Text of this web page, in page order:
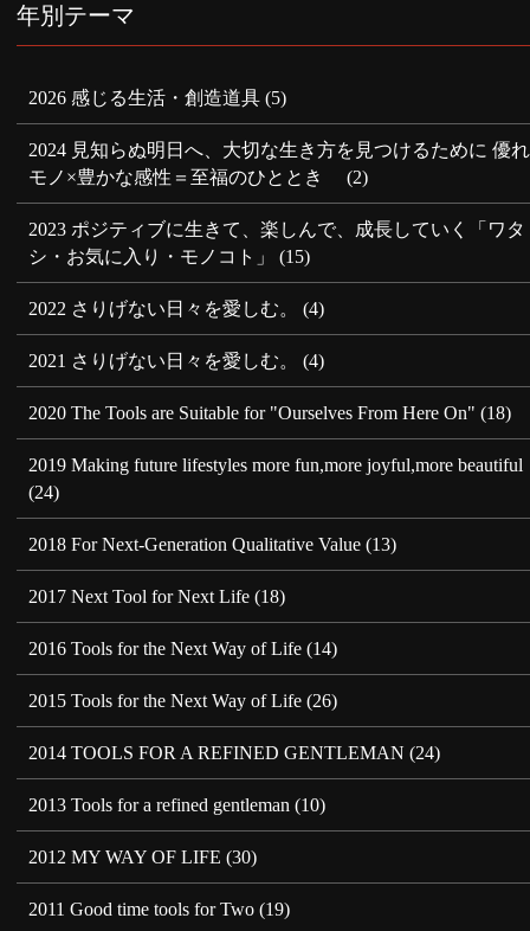
年別テーマ
2026 感じる生活・創造道具 (5)
2024 見知らぬ明日へ、大切な生き方を見つけるために 優れ
モノ×豊かな感性＝至福のひととき
(2)
2023 ポジティブに生きて、楽しんで、成長していく「ワタ
シ・お気に入り・モノコト」
(15)
2022 さりげない日々を愛しむ。 (4)
2021 さりげない日々を愛しむ。 (4)
2020 The Tools are Suitable for "Ourselves From Here On" (18)
2019 Making future lifestyles more fun,more joyful,more beautiful
(24)
2018 For Next-Generation Qualitative Value (13)
2017 Next Tool for Next Life (18)
2016 Tools for the Next Way of Life (14)
2015 Tools for the Next Way of Life (26)
2014 TOOLS FOR A REFINED GENTLEMAN (24)
2013 Tools for a refined gentleman (10)
2012 MY WAY OF LIFE (30)
2011 Good time tools for Two (19)